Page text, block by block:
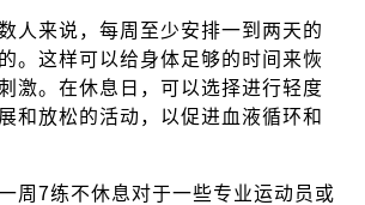
人来说，每周至少安排一到两天的
。这样可以给身体足够的时间来恢
激。在休息日，可以选择进行轻度
和放松的活动，以促进血液循环和
周7练不休息对于一些专业运动员或